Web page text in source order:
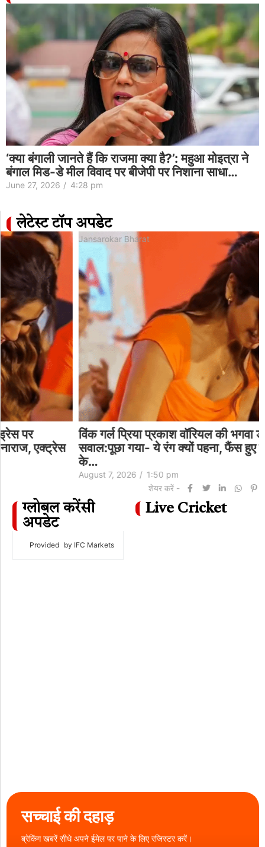
‘क्या बंगाली जानते हैं कि राजमा क्या है?’: महुआ मोइत्रा ने
बंगाल मिड-डे मील विवाद पर बीजेपी पर निशाना साधा…
June 27, 2026 / 4:28 pm
लेटेस्ट टॉप अपडेट
Jansarokar Bharat
विंक गर्ल प्रिया प्रकाश वॉरियल की भगवा ड्रेस पर
सवाल:पूछा गया- ये रंग क्यों पहना, फैंस हुए नाराज, एक्ट्रेस
1:50 pm
ग्लोबल करेंसी
अपडेट
Provided by IFC Markets
Live Cricket
सच्चाई की दहाड़
ब्रेकिंग खबरें सीधे अपने ईमेल पर पाने के लिए रजिस्टर करें।